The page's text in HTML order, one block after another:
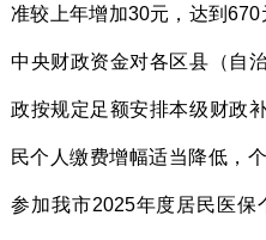
准较上年增加30元，达到
中央财政资金对各区县（自
政按规定足额安排本级财政
民个人缴费增幅适当降低，
参加我市2025年度居民医保